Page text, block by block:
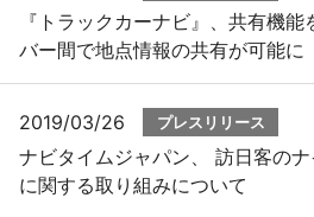
『トラックカーナビ』、共有機
バー間で地点情報の共有が可能に
2019/03/26 プレスリリース
ナビタイムジャパン、 訪日客の
に関する取り組みについて